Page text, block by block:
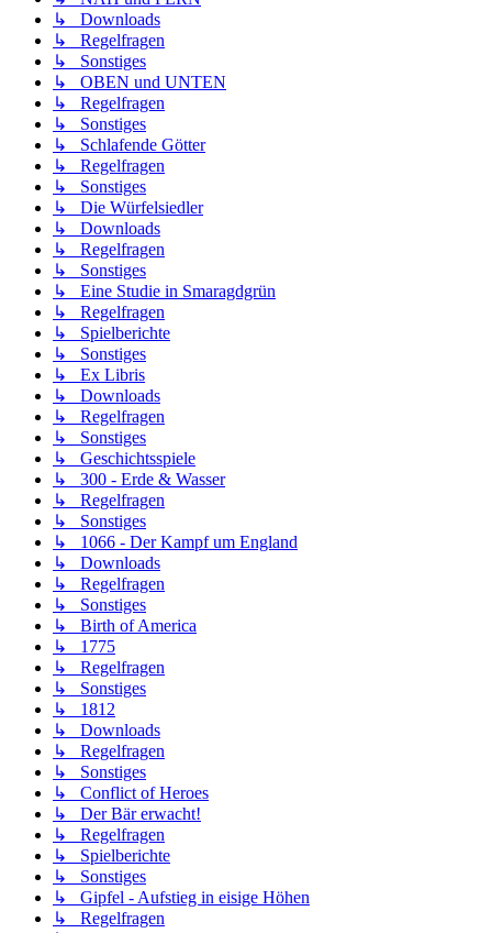
↳ Downloads
↳ Regelfragen
↳ Sonstiges
↳ OBEN und UNTEN
↳ Regelfragen
↳ Sonstiges
↳ Schlafende Götter
↳ Regelfragen
↳ Sonstiges
↳ Die Würfelsiedler
↳ Downloads
↳ Regelfragen
↳ Sonstiges
↳ Eine Studie in Smaragdgrün
↳ Regelfragen
↳ Spielberichte
↳ Sonstiges
↳ Ex Libris
↳ Downloads
↳ Regelfragen
↳ Sonstiges
↳ Geschichtsspiele
↳ 300 - Erde & Wasser
↳ Regelfragen
↳ Sonstiges
↳ 1066 - Der Kampf um England
↳ Downloads
↳ Regelfragen
↳ Sonstiges
↳ Birth of America
↳ 1775
↳ Regelfragen
↳ Sonstiges
↳ 1812
↳ Downloads
↳ Regelfragen
↳ Sonstiges
↳ Conflict of Heroes
↳ Der Bär erwacht!
↳ Regelfragen
↳ Spielberichte
↳ Sonstiges
↳ Gipfel - Aufstieg in eisige Höhen
↳ Regelfragen